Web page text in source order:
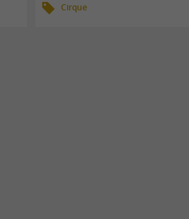
Cirque